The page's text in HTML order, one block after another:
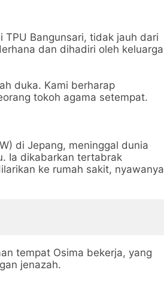
TPU Bangunsari, tidak jauh dari
dan dihadiri oleh keluarga
duka. Kami berharap
tokoh agama setempat.
di Jepang, meninggal dunia
Ia dikabarkan tertabrak
ke rumah sakit, nyawanya
tempat Osima bekerja, yang
jenazah.